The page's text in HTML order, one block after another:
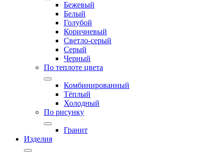
Бежевый
Белый
Голубой
Коричневый
Светло-серый
Серый
Черный
По теплоте цвета
Комбинированный
Тёплый
Холодный
По рисунку
Гранит
Изделия